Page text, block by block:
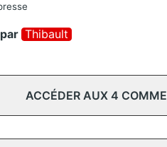
par Thibault
ACCÉDER AUX 4